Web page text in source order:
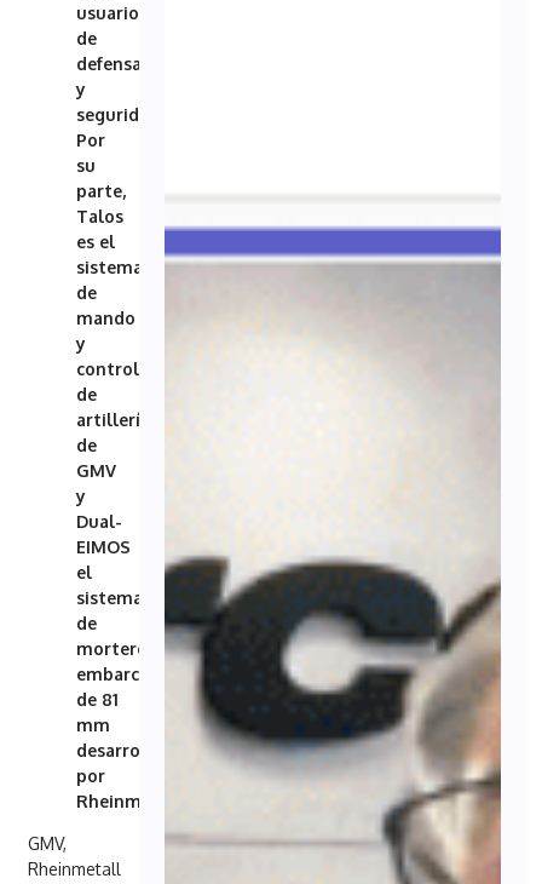
usuarios
de
defensa
y
seguridad.
Por
su
parte,
Talos
es el
sistema
de
mando
y
control
de
artillería
de
GMV
y
Dual-
EIMOS
el
sistema
de
mortero
embarcado
de 81
mm
desarrollado
por
Rheinmetall
GMV,
Rheinmetall